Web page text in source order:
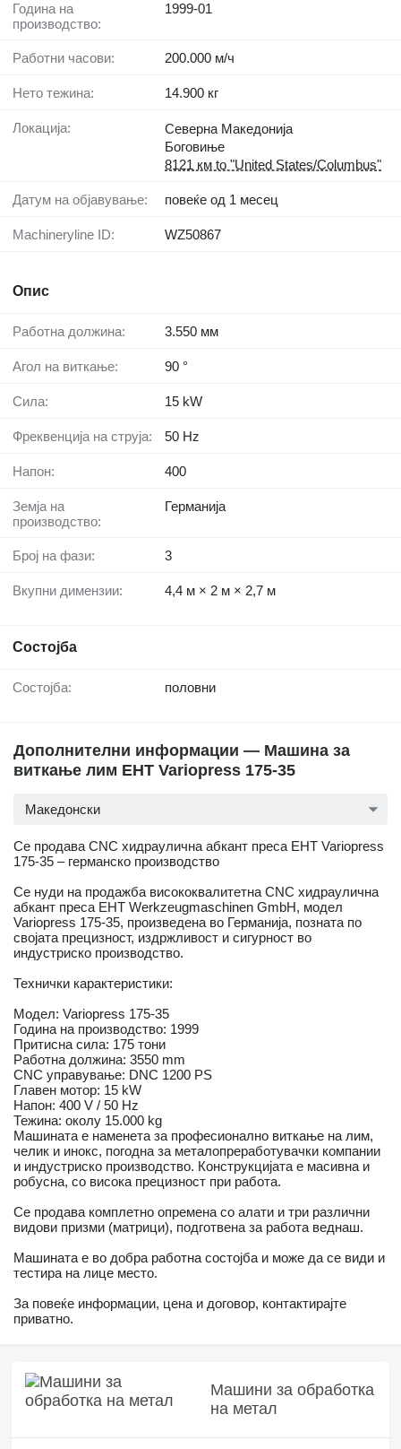
Година на
производство:
1999-01
Работни часови: 200.000 м/ч
Нето тежина: 14.900 кг
Локација:
Северна Македонија
Боговиње
8121 км to "United States/Columbus"
Датум на објавување: повеќе од 1 месец
Machineryline ID: WZ50867
Опис
Работна должина: 3.550 мм
Агол на виткање: 90 °
Сила: 15 kW
Фреквенција на струја: 50 Hz
Напон: 400
Земја на
производство:
Германија
Број на фази: 3
Вкупни димензии: 4,4 м × 2 м × 2,7 м
Состојба
Состојба: половни
Дополнителни информации — Машина за
виткање лим EHT Variopress 175-35
Македонски
Се продава CNC хидраулична абкант преса EHT Variopress
175-35 – германско производство
Се нуди на продажба висококвалитетна CNC хидраулична
абкант преса EHT Werkzeugmaschinen GmbH, модел
Variopress 175-35, произведена во Германија, позната по
својата прецизност, издржливост и сигурност во
индустриско производство.
Технички карактеристики:
Модел: Variopress 175-35
Година на производство: 1999
Притисна сила: 175 тони
Работна должина: 3550 mm
CNC управување: DNC 1200 PS
Главен мотор: 15 kW
Напон: 400 V / 50 Hz
Тежина: околу 15.000 kg
Машината е наменета за професионално виткање на лим,
челик и инокс, погодна за металопреработувачки компании
и индустриско производство. Конструкцијата е масивна и
робусна, со висока прецизност при работа.
Се продава комплетно опремена со алати и три различни
видови призми (матрици), подготвена за работа веднаш.
Машината е во добра работна состојба и може да се види и
тестира на лице место.
За повеќе информации, цена и договор, контактирајте
приватно.
Машини за обработка
на метал